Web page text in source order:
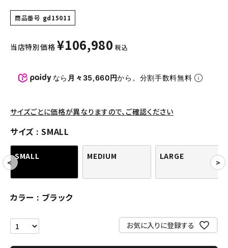
その他バッグ類
アクセサリー
ACCOUNT MENU
meeting_room 会員登録
商品番号 gd15011
当店特別価格 ¥106,980 税込
なら 月々35,660円から。分割手数料無料
サイズごとに価格が異なりますので、ご確認ください
サイズ SMALL
SMALL MEDIUM LARGE
カラー ブラック
お気に入りに登録する